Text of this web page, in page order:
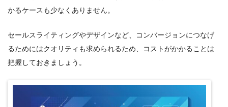
かるケースも少なくありません。
セールスライティングやデザインなど、コンバージョンにつなげ
るためにはクオリティも求められるため、コストがかかることは
把握しておきましょう。